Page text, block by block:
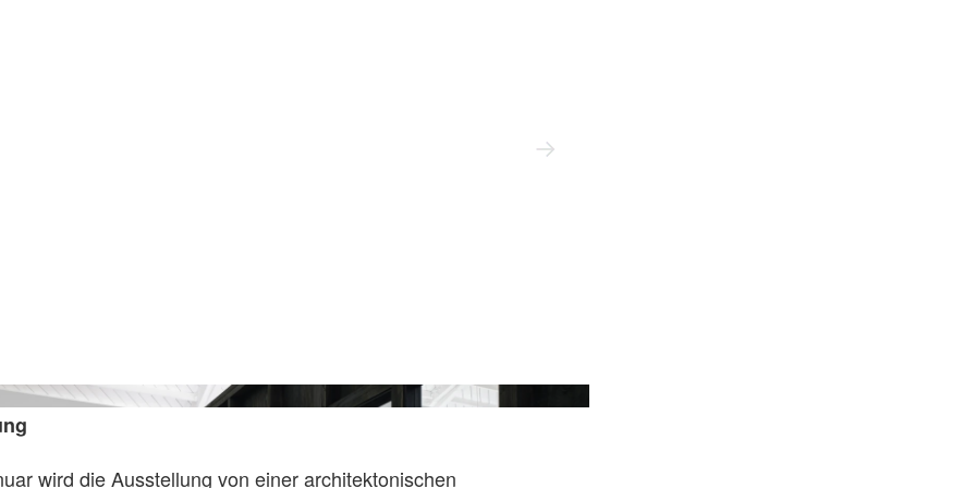
Courtesy Of The Artist And Roberts Projects
wird die Ausstellung von einer architektonischen